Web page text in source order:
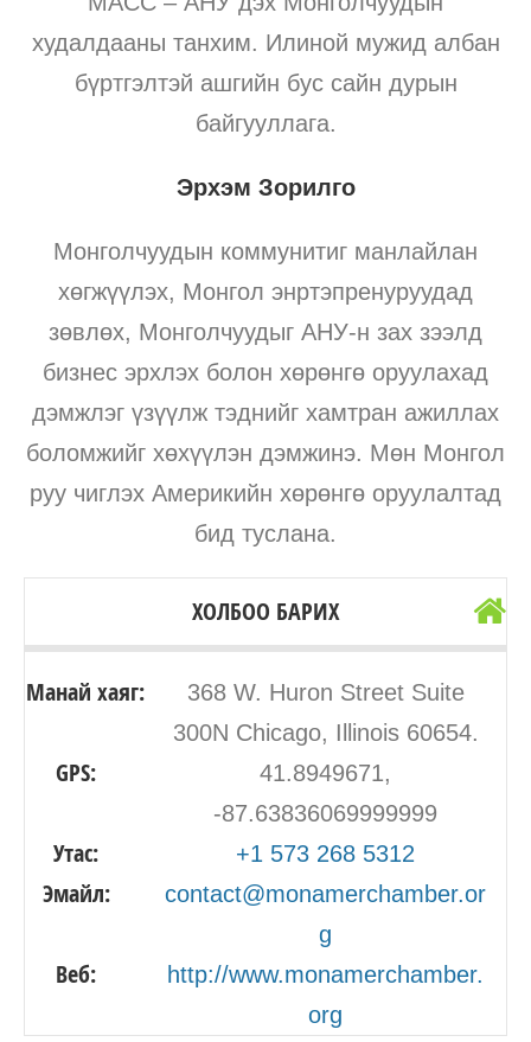
худалдааны танхим. Илиной мужид албан
бүртгэлтэй ашгийн бус сайн дурын
байгууллага.
Эрхэм Зорилго
Монголчуудын коммунитиг манлайлан
хөгжүүлэх, Монгол энртэпренуруудад
зөвлөх, Монголчуудыг АНУ-н зах зээлд
бизнес эрхлэх болон хөрөнгө оруулахад
дэмжлэг үзүүлж тэднийг хамтран ажиллах
боломжийг хөхүүлэн дэмжинэ. Мөн Монгол
руу чиглэх Америкийн хөрөнгө оруулалтад
бид туслана.
ХОЛБОО БАРИХ
Манай хаяг:
368 W. Huron Street Suite
300N Chicago, Illinois 60654.
GPS:
41.8949671,
-87.63836069999999
Утас: +1 573 268 5312
Эмайл:
contact@monamerchamber.or
g
Веб:
http://www.monamerchamber.
org